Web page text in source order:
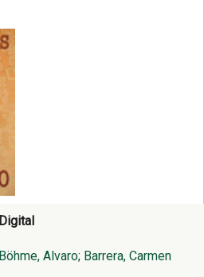
Digital
Böhme, Alvaro; Barrera, Carmen